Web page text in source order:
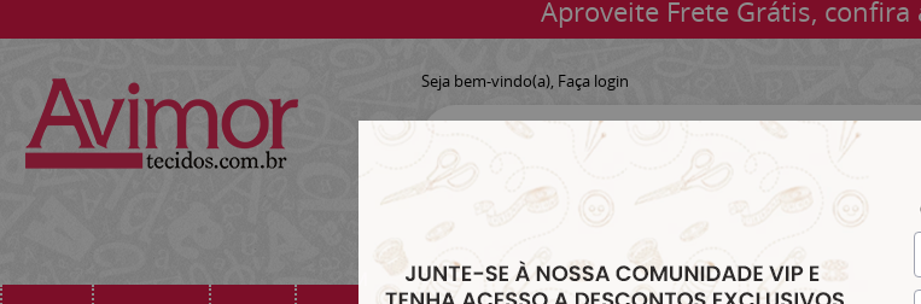
Aproveite Frete Grátis, confira
Seja bem-vindo(a), Faça login